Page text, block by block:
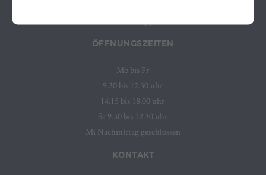
ÖFFNUNGSZEITEN
Mo bis Fr
9.30 bis 12.30 uhr
14.15 bis 18.00 uhr
Sa 9.30 bis 12.30 uhr
Mi Nachmittag geschlossen
KONTAKT